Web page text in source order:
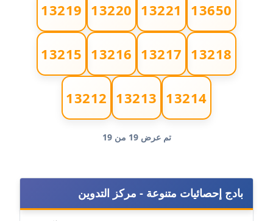
مدونة آيه ابو زهرة
عاملة
مدونة آية الدرديري
مدونة آيه الغمري
مدونة ايهاب همام
13650
13221
13220
13219
13218
13217
13216
13215
13214
13213
13212
تم عرض 19 من 19
بادج إحصائيات متنوعة - مركز التدوين